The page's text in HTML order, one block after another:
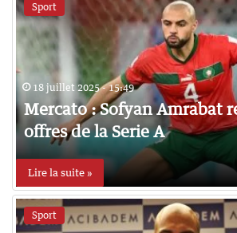
Sport
18 juillet 2025 - 15:49
Mercato : Sofyan Amrabat
offres de la Serie A
Lire la suite »
Sport